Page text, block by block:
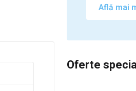
Află mai
Oferte